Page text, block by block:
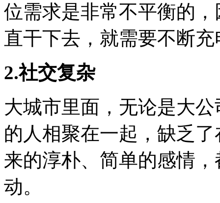
位需求是非常不平衡的
直干下去，就需要不断
2.社交复杂
大城市里面，无论是大
的人相聚在一起，缺乏
来的淳朴、简单的感情
动。